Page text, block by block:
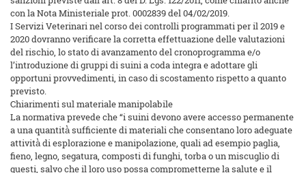
con la Nota Ministeriale prot. 0002839 del 04/02/2019.
I Servizi Veterinari nel corso dei controlli programmati per il 2019 e
2020 dovranno verificare la corretta effettuazione delle valutazioni
del rischio, lo stato di avanzamento del cronoprogramma e/o
l’introduzione di gruppi di suini a coda integra e adottare gli
opportuni provvedimenti, in caso di scostamento rispetto a quanto
previsto.
Chiarimenti sul materiale manipolabile
La normativa prevede che “i suini devono avere accesso permanente
a una quantità̀ sufficiente di materiali che consentano loro adeguate
attività̀ di esplorazione e manipolazione, quali ad esempio paglia,
fieno, legno, segatura, composti di funghi, torba o un miscuglio di
questi, salvo che il loro uso possa comprometterne la salute e il